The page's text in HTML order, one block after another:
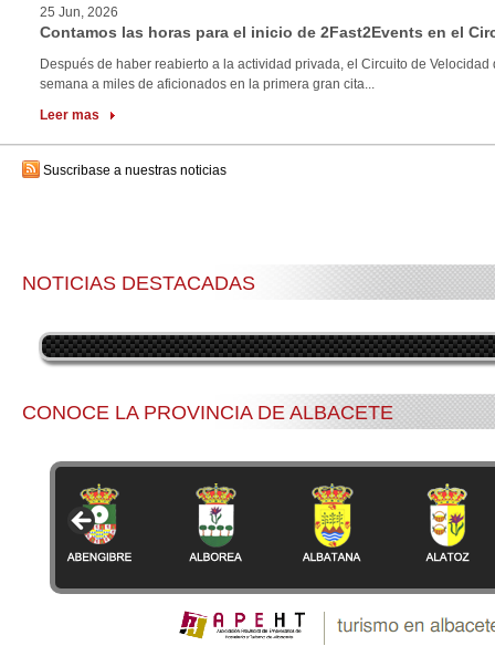
25 Jun, 2026
Contamos las horas para el inicio de 2Fast2Events en el
Después de haber reabierto a la actividad privada, el Circuito de Velocidad
semana a miles de aficionados en la primera gran cita...
Leer mas
Suscribase a nuestras noticias
NOTICIAS DESTACADAS
CONOCE LA PROVINCIA DE ALBACETE